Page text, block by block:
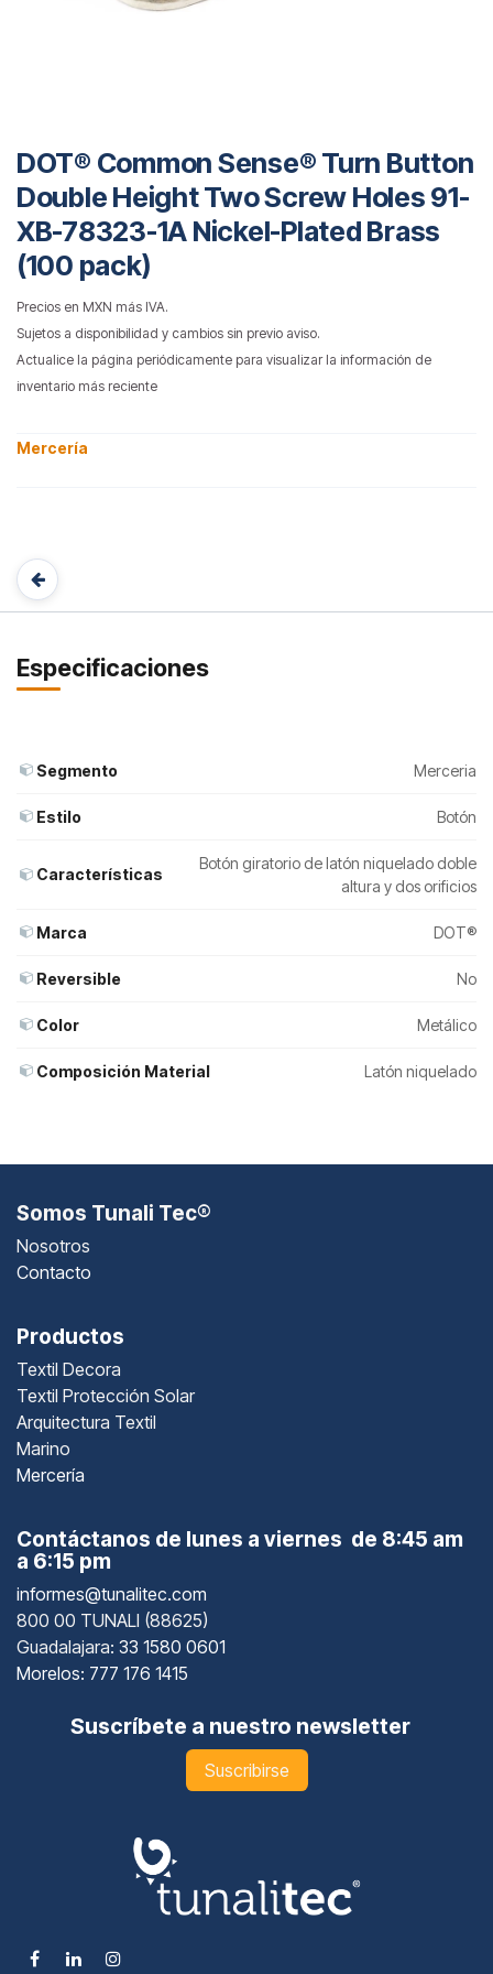
DOT® Common Sense® Turn Button
Double Height Two Screw Holes 91-
XB-78323-1A Nickel-Plated Brass
(100 pack)
Precios en MXN más IVA.
Sujetos a disponibilidad y cambios sin previo aviso.
Actualice la página periódicamente para visualizar la información de
inventario más reciente
Mercería
Especificaciones
Segmento Merceria
Estilo Botón
Características
Botón giratorio de latón niquelado doble
altura y dos orificios
Marca DOT®
Reversible No
Color Metálico
Composición Material Latón niquelado
Somos Tunali Tec®
Nosotros
Contacto
Productos
Textil Decora
Textil Protección Solar
Arquitectura Textil
Marino
Mercería
Contáctanos de lunes a viernes de 8:45 am
a 6:15 pm
informes@tunalitec.com
800 00 TUNALI (88625)
Guadalajara: 33 1580 0601
Morelos: 777 176 1415
Suscríbete a nuestro newsletter
Suscribirse